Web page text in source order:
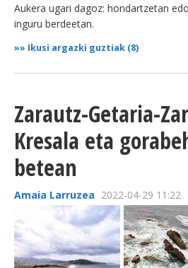
Aukera ugari dagoz: hondartzetan
inguru berdeetan.
»» Ikusi argazki guztiak (8)
Zarautz-Getaria-
Kresala eta
betean
Amaia Larruzea 2022-04-29 11:22